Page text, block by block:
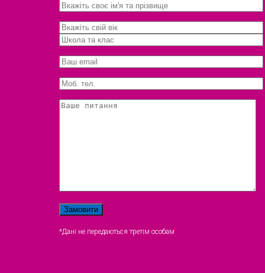
*Дані не передаються третім особам